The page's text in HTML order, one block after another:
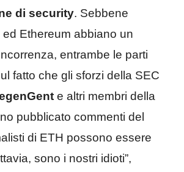
di security. Sebbene
ed Ethereum abbiano un
entrambe le parti
fatto che gli sforzi della SEC
e altri membri della
pubblicato commenti del
di ETH possono essere
sono i nostri idioti”,